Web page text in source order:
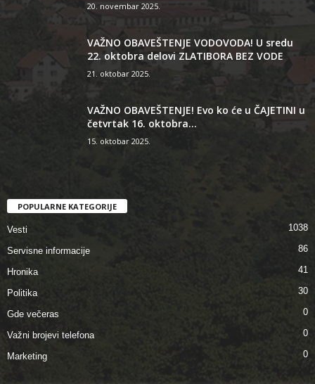
20. novembar 2025.
VAŽNO OBAVEŠTENJE VODOVODA! U sredu
22. oktobra delovi ZLATIBORA BEZ VODE
21. oktobar 2025.
VAŽNO OBAVEŠTENJE! Evo ko će u ČAJETINI u
četvrtak 16. oktobra...
15. oktobar 2025.
POPULARNE KATEGORIJE
Vesti 1038
Servisne informacije 86
Hronika 41
Politika 30
Gde večeras 0
Važni brojevi telefona 0
Marketing 0